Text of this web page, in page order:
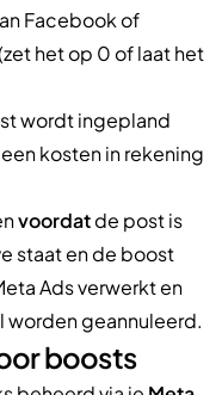
Facebook of
het op 0 of laat het
wordt ingepland
kosten in rekening
voordatde post is
staat en de boost
Ads verwerkt en
worden geannuleerd.
boosts